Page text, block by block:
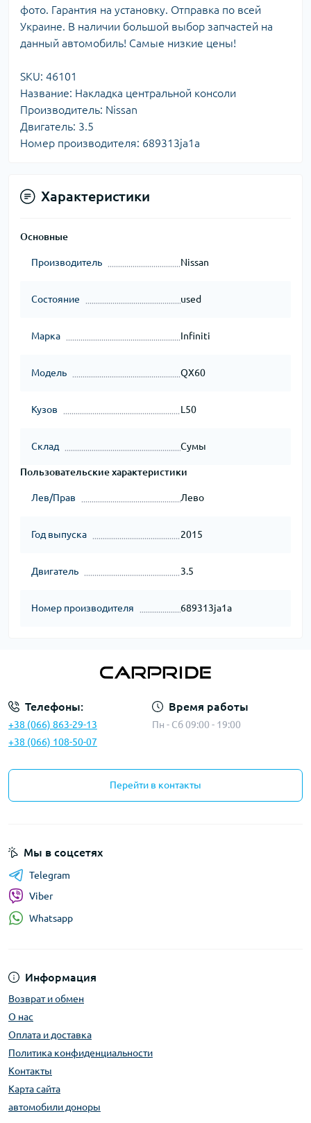
фото. Гарантия на установку. Отправка по всей
Украине. В наличии большой выбор запчастей на
данный автомобиль! Самые низкие цены!
SKU: 46101
Название: Накладка центральной консоли
Производитель: Nissan
Двигатель: 3.5
Номер производителя: 689313ja1a
Характеристики
Основные
Производитель Nissan
Состояние used
Марка Infiniti
Модель QX60
Кузов L50
Склад Сумы
Пользовательские характеристики
Лев/Прав Лево
Год выпуска 2015
Двигатель 3.5
Номер производителя 689313ja1a
Телефоны:
+38 (066) 863-29-13
+38 (066) 108-50-07
Время работы
Пн - Сб 09:00 - 19:00
Перейти в контакты
Информация
Возврат и обмен
О нас
Оплата и доставка
Политика конфиденциальности
Контакты
Карта сайта
автомобили доноры
Мы в соцсетях
Telegram
Viber
Whatsapp